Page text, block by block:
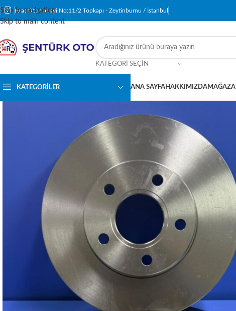
Skip to navigation
Skip to main content
Fırat Oto Sanayi No:11/2 Topkapı - Zeytinburnu / İstanbul
KATEGORI SEÇIN
KATEGORILER ANA SAYFAHAKKIMIZDAMAĞAZA